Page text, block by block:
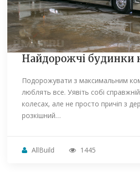
Найдорожчі будинки
Подорожувати з максимальним
люблять все. Уявіть собі
колесах, але не просто причіп з
розкішний…
AllBuild 1445